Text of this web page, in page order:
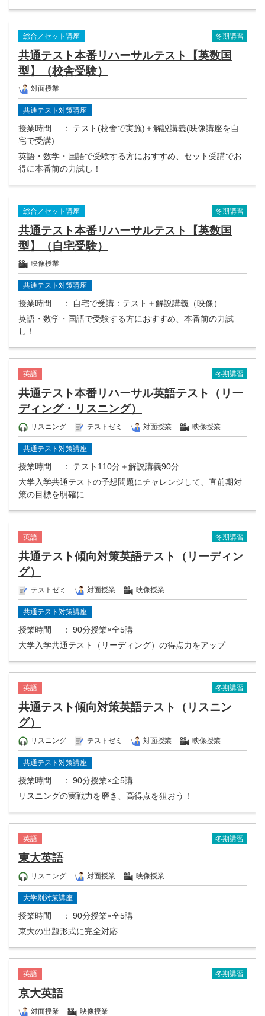
総合／セット講座 冬期講習
共通テスト本番リハーサルテスト【英数国
型】（校舎受験）
対面授業
共通テスト対策講座
授業時間
： テスト(校舎で実施)＋解説講義(映像講座を自
宅で受講)
英語・数学・国語で受験する方におすすめ、セット受講でお
得に本番前の力試し！
総合／セット講座 冬期講習
共通テスト本番リハーサルテスト【英数国
型】（自宅受験）
映像授業
共通テスト対策講座
授業時間
： 自宅で受講：テスト＋解説講義（映像）
英語・数学・国語で受験する方におすすめ、本番前の力試
し！
英語 冬期講習
共通テスト本番リハーサル英語テスト（リー
ディング・リスニング）
リスニング テストゼミ 対面授業 映像授業
共通テスト対策講座
授業時間
： テスト110分＋解説講義90分
大学入学共通テストの予想問題にチャレンジして、直前期対
策の目標を明確に
英語 冬期講習
共通テスト傾向対策英語テスト（リーディン
グ）
テストゼミ 対面授業 映像授業
共通テスト対策講座
授業時間
： 90分授業×全5講
大学入学共通テスト（リーディング）の得点力をアップ
英語 冬期講習
共通テスト傾向対策英語テスト（リスニン
グ）
リスニング テストゼミ 対面授業 映像授業
共通テスト対策講座
授業時間
： 90分授業×全5講
リスニングの実戦力を磨き、高得点を狙おう！
英語 冬期講習
東大英語
リスニング 対面授業 映像授業
大学別対策講座
授業時間
： 90分授業×全5講
東大の出題形式に完全対応
英語 冬期講習
京大英語
対面授業 映像授業